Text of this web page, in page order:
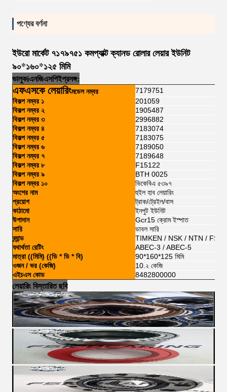
পণ্যের বর্ণনা
ইউরো মার্কেট ৭১৭৯৭৫১ কমপ্যাক্ট ক্যানড রোলার লেয়ার ইউনিট
৯০*১৬০*১২৫ মিমি
ভালুকiএনজিএসপিইপ্রসঙ্গ:
এফএসকে লেয়ারিংমডেল নম্বর
7179751
বিকল্প নম্বর ১
201059
বিকল্প নম্বর ২
1905487
বিকল্প নম্বর ৩
2996882
বিকল্প নম্বর ৪
7183074
বিকল্প নম্বর ৫
7183075
বিকল্প নম্বর ৬
7189050
বিকল্প নম্বর ৭
7189648
বিকল্প নম্বর ৮
F15122
বিকল্প নম্বর ৯
BTH 0025
বিকল্প নম্বর ১০
ভিকেবিএ ৫৩৯৭
অংশের নাম
হুইল হাব লেয়ারিং
প্রয়োগ
ট্রাক/ট্রেইল/বাস
কাঠামো
ইনপুট ইউনিট
উপাদান
Gcr15 ক্রোম ইস্পাত
সারি
ডাবল সারি
ব্র্যান্ড
TIMKEN / NSK / NTN /
যথার্থতা রেটিং
ABEC-3 / ABEC-5
মাত্রা ((মিমি) ((ডি * ডি * বি)
90*160*125 মিমি
ওজন / ভর (কেজি)
10.২ কেজি
এইচএস কোড
8482800000
লেয়ারিং বিস্তারিত ছবি